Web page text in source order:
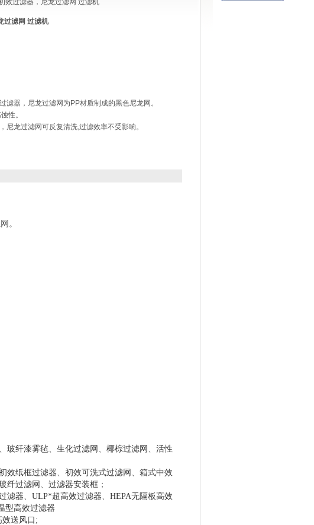
效过滤器，尼龙过滤网 过滤机
过滤网 过滤机
滤器，尼龙过滤网为PP材质制成的黑色尼龙网。
性。
尼龙过滤网可反复清洗,过滤效率不受影响。
。
、 玻纤漆雾毡、 生化过滤网 、 椰棕过滤网 、 活性
效纸框过滤器、 初效可洗式过滤网 、 箱式中效
纤过滤网 、 过滤器安装框；
滤器、 ULP*超高效过滤器、 HEPA无隔板高效
型高效过滤器
效送风口 ;